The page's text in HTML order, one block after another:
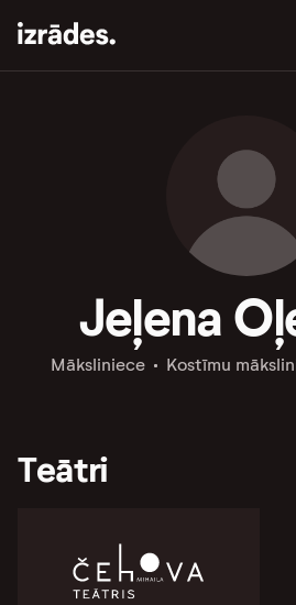
Jeļena
Māksliniece Kostīmu
Teātri